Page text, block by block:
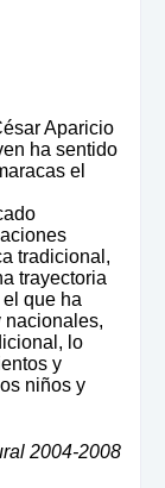
Aparicio
ha sentido
el
tradicional,
trayectoria
que ha
nacionales,
lo
y
niños y
2004-2008